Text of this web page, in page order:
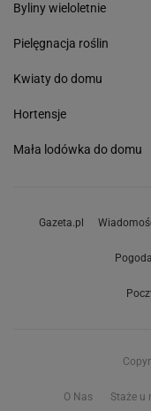
Byliny wieloletnie
Pielęgnacja roślin
Kwiaty do domu
Hortensje
Mała lodówka do domu
Gazeta.pl
Pogoda
O Nas Staże u